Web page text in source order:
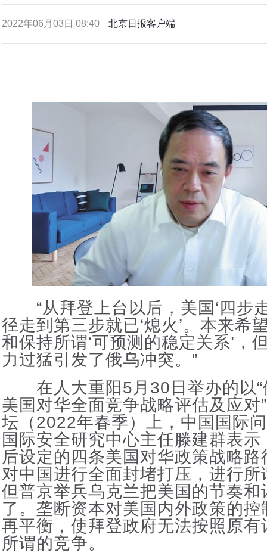
2022年06月03日 08:40 北京日报客户端
“从拜登上台以后，美国‘四步
径走到第三步就已‘熄火’。本来希
和保持所谓‘可预测的稳定关系’，
力过猛引发了俄乌冲突。”
在人大重阳5月30日举办的以“
美国对华全面竞争战略评估及应对
坛（2022年春季）上，中国国际
国际安全研究中心主任滕建群表
后设定的四条美国对华政策战略
对中国进行全面封堵打压，进行
但普京举兵乌克兰把美国的节奏和
了。垄断资本对美国内外政策的
再平衡，使拜登政府无法按照原
所谓的竞争。